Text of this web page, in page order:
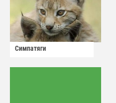
Симпатяги